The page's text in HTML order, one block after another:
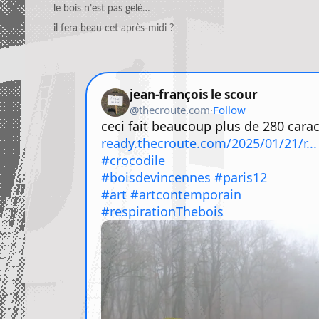
le bois n’est pas gelé…
il fera beau cet après-midi ?